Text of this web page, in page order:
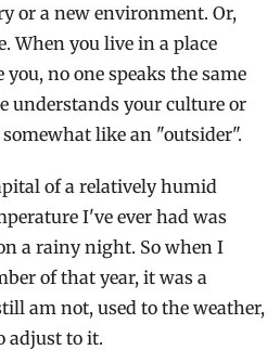
or a new environment. Or,
When you live in a place
no one speaks the same
understands your culture or
like an "outsider".
of a relatively humid
I've ever had was
a rainy night. So when I
of that year, it was a
am not, used to the weather,
adjust to it.